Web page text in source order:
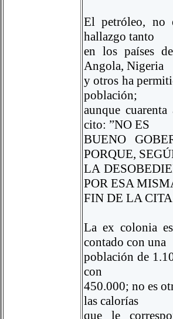
El petróleo, no
hallazgo tanto
en los países
Angola, Nigeria
y otros ha
población;
aunque
cito: ”NO ES
BUENO
PORQUE,
LA
POR ESA
FIN DE LA
La ex colonia
contado con una
población de
con
450.000; no es
las calorías
que le